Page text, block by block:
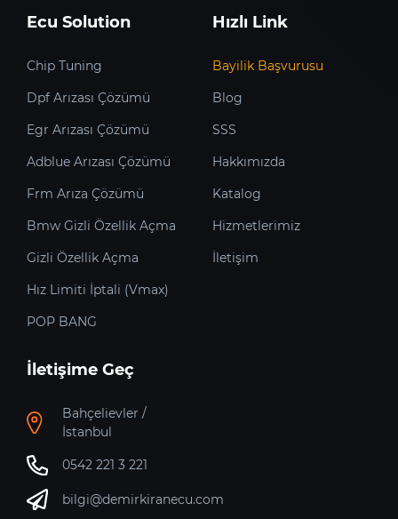
Ecu Solution
Chip Tuning
Dpf Arızası Çözümü
Egr Arızası Çözümü
Adblue Arızası Çözümü
Frm Arıza Çözümü
Bmw Gizli Özellik Açma
Gizli Özellik Açma
Hız Limiti İptali (Vmax)
POP BANG
Hızlı Link
Bayilik Başvurusu
Blog
SSS
Hakkımızda
Katalog
Hizmetlerimiz
İletişim
İletişime Geç
Bahçelievler /
İstanbul
0542 221 3 221
bilgi@demirkiranecu.com